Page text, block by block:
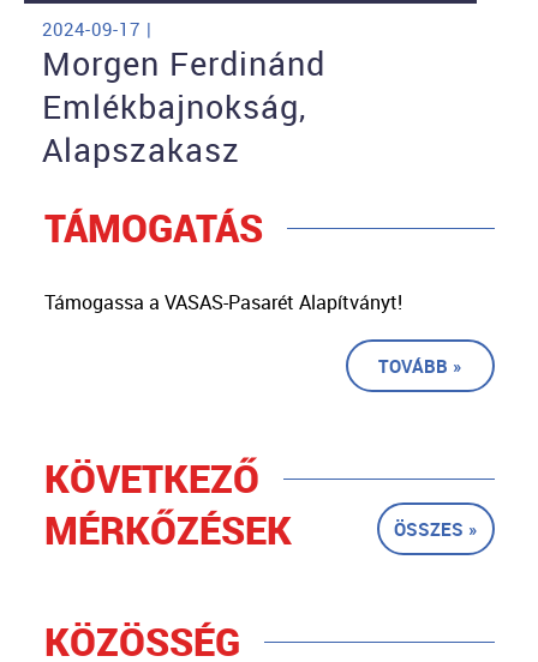
2024-09-17 |
Morgen Ferdinánd
Emlékbajnokság,
Alapszakasz
TÁMOGATÁS
Támogassa a VASAS-Pasarét Alapítványt!
TOVÁBB »
KÖVETKEZŐ
MÉRKŐZÉSEK
ÖSSZES »
KÖZÖSSÉG